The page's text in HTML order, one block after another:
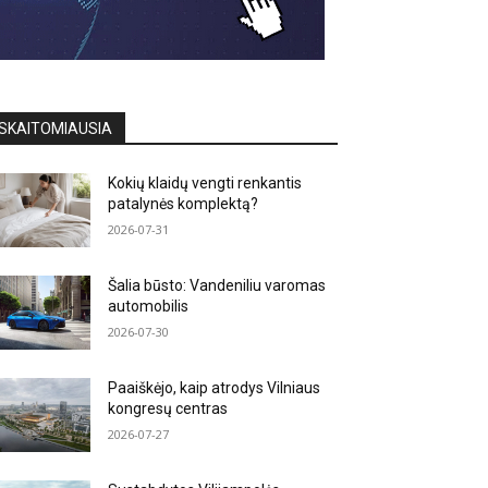
Kokių klaidų vengti renkantis
patalynės komplektą?
2026-07-31
Šalia būsto: Vandeniliu varomas
automobilis
2026-07-30
Paaiškėjo, kaip atrodys Vilniaus
kongresų centras
2026-07-27